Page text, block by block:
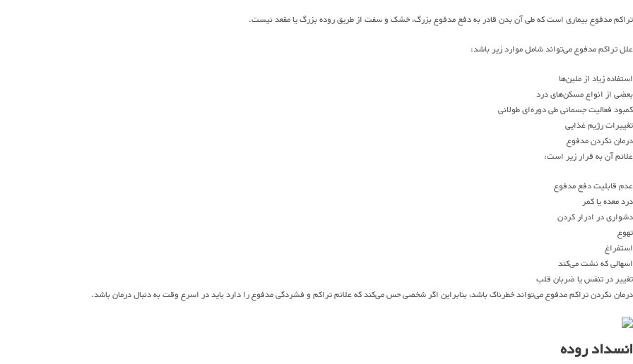
تراکم مدفوع بیماری است که طی آن بدن قادر به دفع مدفوع بزرگ، خشک و سفت از طریق روده بزرگ یا مقعد نیست.
علل تراکم مدفوع می‌تواند شامل موارد زیر باشد:
استفاده زیاد از ملین‌ها
بعضی از انواع مسکن‌های درد
کمبود فعالیت جسمانی طی دوره‌ای طولانی
تغییرات رژیم غذایی
درمان نکردن مدفوع
علائم آن به قرار زیر است:
عدم قابلیت دفع مدفوع
درد معده یا کمر
دشواری در ادرار کردن
تهوع
استفراغ
اسهالی که نشت می‌کند
تغییر در تنفس یا ضربان قلب
درمان نکردن تراکم مدفوع می‌تواند خطرناک باشد، بنابراین اگر شخصی حس می‌کند که علائم تراکم و فشردگی مدفوع را دارد باید در اسرع وقت به دنبال درمان باشد.
انسداد روده